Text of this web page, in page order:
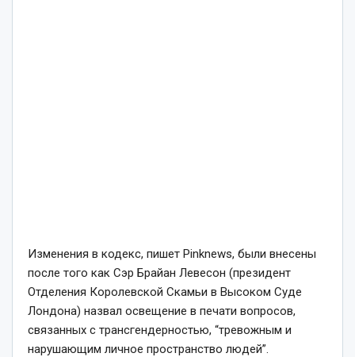
Изменения в кодекс, пишет Рinknews, были внесены
после того как Сэр Брайан Левесон (президент
Отделения Королевской Скамьи в Высоком Суде
Лондона) назвал освещение в печати вопросов,
связанных с трансгендерностью, “тревожным и
нарушающим личное пространство людей”.